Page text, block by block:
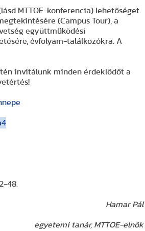
MTTOE-konferencia) lehetőséget
(Campus Tour), a
együttműködési
évfolyam-találkozókra. A
invitálunk minden érdeklődőt a
48.
Hamar Pál
egyetemi tanár, MTTOE-elnök